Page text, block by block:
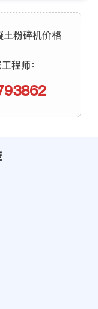
粉碎机价格
程师：